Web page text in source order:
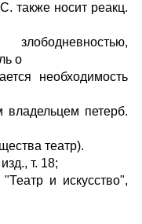
также носит реакц.
о
необходимость
владельцем петерб.
театр).
т. 18;
и искусство",